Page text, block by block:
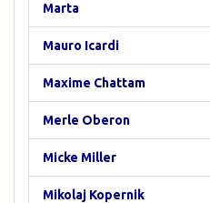
Marta
Mauro Icardi
Maxime Chattam
Merle Oberon
Micke Miller
Mikolaj Kopernik